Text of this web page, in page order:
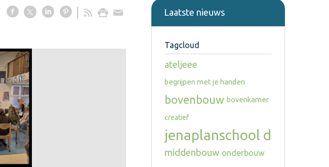
Laatste nieuws
Tagcloud
ateljeee
begrijpen met je handen
bovenbouw bovenkamer
creatief
jenaplanschool de
middenbouw onderbouw